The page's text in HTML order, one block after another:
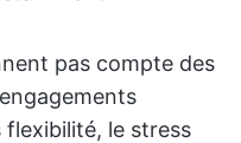
pas compte des
flexibilité, le stress